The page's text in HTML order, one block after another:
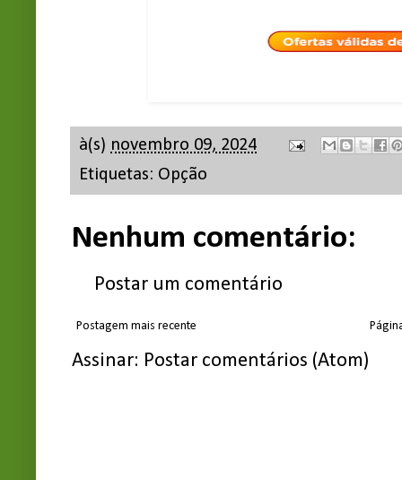
à(s) novembro 09, 2024
Etiquetas: Opção
Nenhum comentário:
Postar um comentário
Postagem mais recente
Assinar: Postar comentários (Atom)